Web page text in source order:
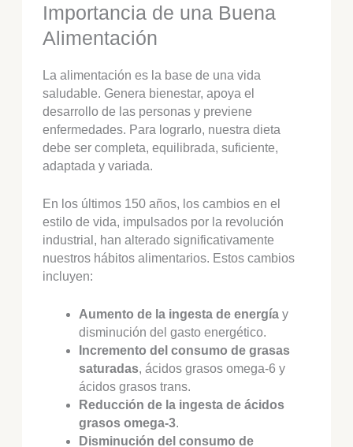
Importancia de una Buena
Alimentación
La alimentación es la base de una vida
saludable. Genera bienestar, apoya el
desarrollo de las personas y previene
enfermedades. Para lograrlo, nuestra dieta
debe ser completa, equilibrada, suficiente,
adaptada y variada.
En los últimos 150 años, los cambios en el
estilo de vida, impulsados por la revolución
industrial, han alterado significativamente
nuestros hábitos alimentarios. Estos cambios
incluyen:
Aumento de la ingesta de energía y
disminución del gasto energético.
Incremento del consumo de grasas
saturadas, ácidos grasos omega-6 y
ácidos grasos trans.
Reducción de la ingesta de ácidos
grasos omega-3.
Disminución del consumo de